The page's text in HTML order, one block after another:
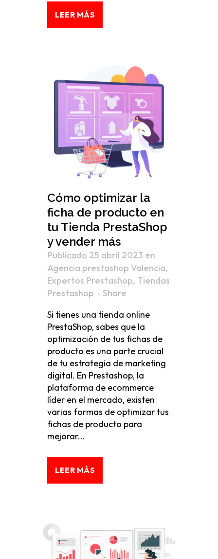
LEER MÁS
Cómo optimizar la
ficha de producto en
tu Tienda PrestaShop
y vender más
Publicado 25 abril 2023 en
Agencia prestashop Valencia,
Expertos Prestashop, Tiendas
Prestashop
Share
Si tienes una tienda online
PrestaShop, sabes que la
optimización de tus fichas de
producto es una parte crucial
de tu estrategia de marketing
digital. En Prestashop, la
plataforma de ecommerce
líder en el mercado, existen
varias formas de optimizar tus
fichas de producto para
mejorar...
LEER MÁS